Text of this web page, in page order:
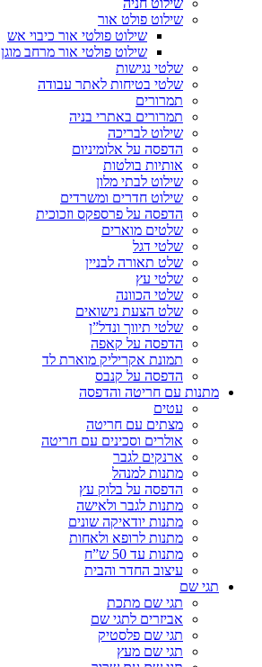
שילוט חניה
שילוט פולט אור
שילוט פולטי אור כיבוי אש
שילוט פולטי אור מרחב מוגן
שלטי נגישות
שלטי בטיחות לאתר עבודה
תמרורים
תמרורים באתרי בניה
שילוט לבריכה
הדפסה על אלומיניום
אותיות בולטות
שילוט לבתי מלון
שילוט חדרים ומשרדים
הדפסה על פרספקס וזכוכית
שלטים מוארים
שלטי דגל
שלט תאורה לבניין
שלטי עץ
שלטי הכוונה
שלט הצעת נישואים
שלטי תיווך ונדל”ן
הדפסה על קאפה
תמונת אקריליק מוארת לד
הדפסה על קנבס
מתנות עם חריטה והדפסה
עטים
מצתים עם חריטה
אולרים וסכינים עם חריטה
ארנקים לגבר
מתנות למנהל
הדפסה על בלוק עץ
מתנות לגבר ולאישה
מתנות יודאיקה שונים
מתנות לרופא ולאחות
מתנות עד 50 ש”ח
עיצוב החדר והבית
תגי שם
תגי שם מתכת
אביזרים לתגי שם
תגי שם פלסטיק
תגי שם מעץ